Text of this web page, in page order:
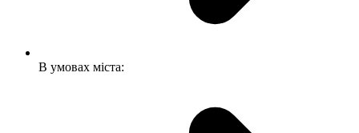
В умовах міста: